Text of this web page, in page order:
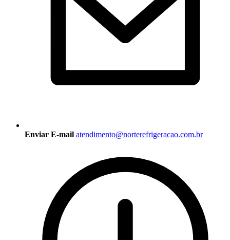
Enviar E-mail atendimento@norterefrigeracao.com.br